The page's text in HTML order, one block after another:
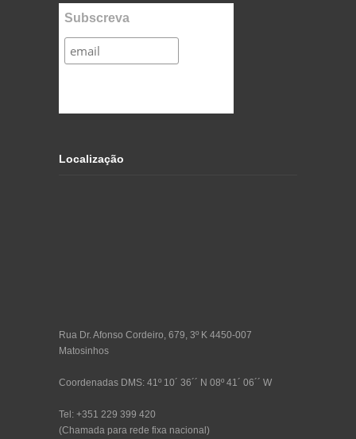
Subscreva
Localização
Rua Dr. Afonso Cordeiro, 679, 3º K 4450-007
Matosinhos
Coordenadas DMS: 41º 10´ 36´´ N 08º 41´ 06´´ W
Tel: +351 229 399 420
(Chamada para rede fixa nacional)